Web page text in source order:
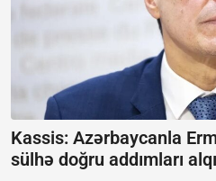
Kassis: Azərbaycanla
sülhə doğru addımları